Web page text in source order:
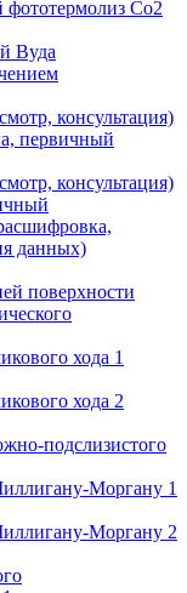
Со2
Вуда
консультация)
первичный
консультация)
данных)
поверхности
хода 1
хода 2
подслизистого
Моргану 1
Моргану 2